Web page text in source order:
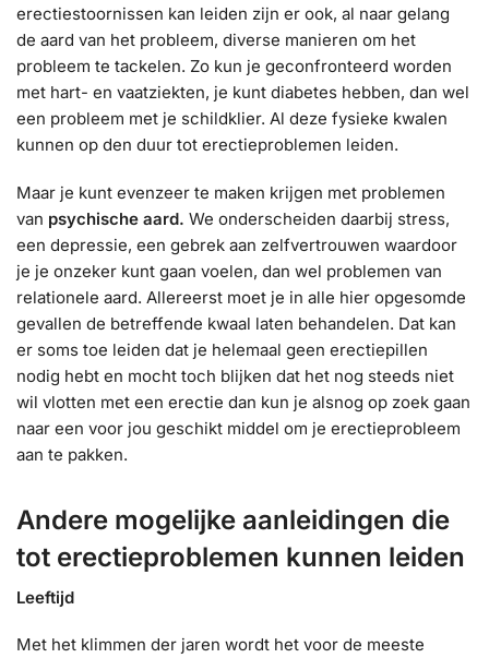
erectiestoornissen kan leiden zijn er ook, al naar gelang
de aard van het probleem, diverse manieren om het
probleem te tackelen. Zo kun je geconfronteerd worden
met hart- en vaatziekten, je kunt diabetes hebben, dan wel
een probleem met je schildklier. Al deze fysieke kwalen
kunnen op den duur tot erectieproblemen leiden.
Maar je kunt evenzeer te maken krijgen met problemen
van psychische aard. We onderscheiden daarbij stress,
een depressie, een gebrek aan zelfvertrouwen waardoor
je je onzeker kunt gaan voelen, dan wel problemen van
relationele aard. Allereerst moet je in alle hier opgesomde
gevallen de betreffende kwaal laten behandelen. Dat kan
er soms toe leiden dat je helemaal geen erectiepillen
nodig hebt en mocht toch blijken dat het nog steeds niet
wil vlotten met een erectie dan kun je alsnog op zoek gaan
naar een voor jou geschikt middel om je erectieprobleem
aan te pakken.
Andere mogelijke aanleidingen die
tot erectieproblemen kunnen leiden
Leeftijd
Met het klimmen der jaren wordt het voor de meeste